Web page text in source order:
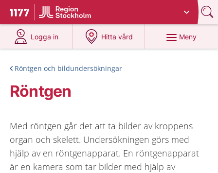
Till startsidan för 1177
Du har valt region
Logga in
på 1177.se
Hitta vård
på 1177.se
Meny
Röntgen och bildundersökningar
Röntgen
Med röntgen går det att ta bilder av kroppens
organ och skelett. Undersökningen görs med
hjälp av en röntgenapparat. En röntgenapparat
är en kamera som tar bilder med hjälp av